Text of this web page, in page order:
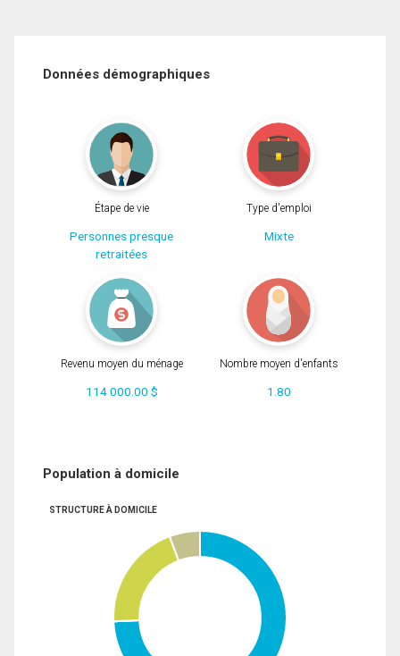
Données démographiques
Étape de vie
Personnes presque
retraitées
Type d'emploi
Mixte
Revenu moyen du ménage
114 000.00 $
Nombre moyen d'enfants
1.80
Population à domicile
STRUCTURE À DOMICILE